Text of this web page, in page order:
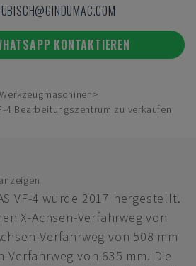
KONTAKTIEREN
Werkzeugmaschinen
4 Bearbeitungszentrum zu verkaufen
VF-4 wurde 2017 hergestellt.
X-Achsen-Verfahrweg von
Verfahrweg von 508 mm
Verfahrweg von 635 mm. Die